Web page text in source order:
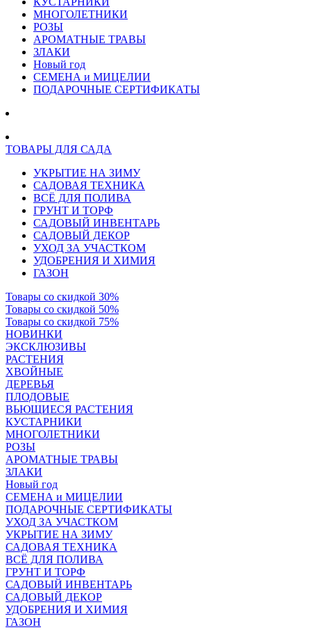
МНОГОЛЕТНИКИ
РОЗЫ
АРОМАТНЫЕ ТРАВЫ
ЗЛАКИ
Новый год
СЕМЕНА и МИЦЕЛИИ
ПОДАРОЧНЫЕ СЕРТИФИКАТЫ
ТОВАРЫ ДЛЯ САДА
УКРЫТИЕ НА ЗИМУ
САДОВАЯ ТЕХНИКА
ВСЁ ДЛЯ ПОЛИВА
ГРУНТ И ТОРФ
САДОВЫЙ ИНВЕНТАРЬ
САДОВЫЙ ДЕКОР
УХОД ЗА УЧАСТКОМ
УДОБРЕНИЯ И ХИМИЯ
ГАЗОН
Товары со скидкой 30%
Товары со скидкой 50%
Товары со скидкой 75%
НОВИНКИ
ЭКСКЛЮЗИВЫ
РАСТЕНИЯ
ХВОЙНЫЕ
ДЕРЕВЬЯ
ПЛОДОВЫЕ
ВЬЮЩИЕСЯ РАСТЕНИЯ
КУСТАРНИКИ
МНОГОЛЕТНИКИ
РОЗЫ
АРОМАТНЫЕ ТРАВЫ
ЗЛАКИ
Новый год
СЕМЕНА и МИЦЕЛИИ
ПОДАРОЧНЫЕ СЕРТИФИКАТЫ
УХОД ЗА УЧАСТКОМ
УКРЫТИЕ НА ЗИМУ
САДОВАЯ ТЕХНИКА
ВСЁ ДЛЯ ПОЛИВА
ГРУНТ И ТОРФ
САДОВЫЙ ИНВЕНТАРЬ
САДОВЫЙ ДЕКОР
УДОБРЕНИЯ И ХИМИЯ
ГАЗОН